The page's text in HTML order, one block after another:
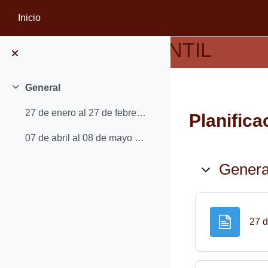
Inicio
PORTAL MERCANTIL
Colapsar
General
27 de enero al 27 de febrero - UD1 DESARROLLO DEL PROCESO DE PLANIFICACIÓN
07 de abril al 08 de mayo - UD3: PROGRAMACIÓN EN LA PLANIFICACIÓN
27